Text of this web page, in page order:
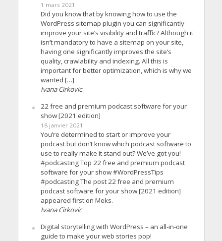
1 mars 2021
Did you know that by knowing how to use the
WordPress sitemap plugin you can significantly
improve your site’s visibility and traffic? Although it
isn’t mandatory to have a sitemap on your site,
having one significantly improves the site’s
quality, crawlability and indexing. All this is
important for better optimization, which is why we
wanted […]
Ivana Cirkovic
22 free and premium podcast software for your
show [2021 edition]
18 janvier 2021
You’re determined to start or improve your
podcast but don’t know which podcast software to
use to really make it stand out? We’ve got you!
#podcasting Top 22 free and premium podcast
software for your show #WordPressTips
#podcasting The post 22 free and premium
podcast software for your show [2021 edition]
appeared first on Meks.
Ivana Cirkovic
Digital storytelling with WordPress – an all-in-one
guide to make your web stories pop!